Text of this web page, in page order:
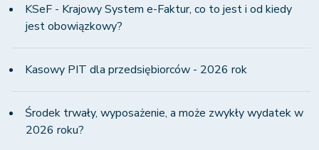
KSeF - Krajowy System e-Faktur, co to jest i od kiedy
jest obowiązkowy?
Kasowy PIT dla przedsiębiorców - 2026 rok
Środek trwały, wyposażenie, a może zwykły wydatek w
2026 roku?